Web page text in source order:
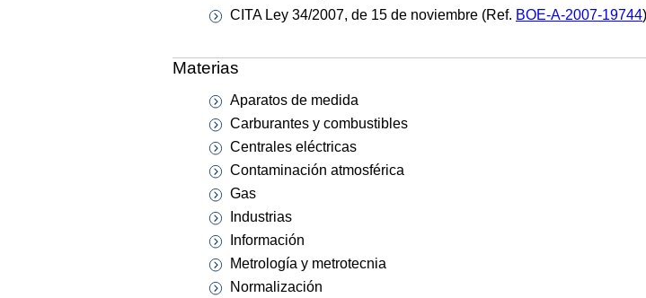
CITA Ley 34/2007, de 15 de noviembre (Ref. BOE-A-2007-19744
Materias
Aparatos de medida
Carburantes y combustibles
Centrales eléctricas
Contaminación atmosférica
Gas
Industrias
Información
Metrología y metrotecnia
Normalización